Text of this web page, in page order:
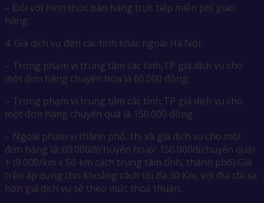
– Đối với hình thức bán hàng trực tiếp miễn phí giao
hàng.
4. Giá dịch vụ đến các tỉnh khác ngoài Hà Nội:
– Trong phạm vi trung tâm các tỉnh,TP giá dịch vụ cho
một đơn hàng chuyển hoa là 60.000 đồng.
– Trong phạm vi trung tâm các tỉnh,TP giá dịch vụ cho
một đơn hàng chuyển quà là 150.000 đồng
– Ngoài phạm vi thành phố, thị xã giá dịch vụ cho một
đơn hàng là: 60.000đ(chuyển hoa)/ 150.000đ(chuyển quà)
+ (8.000/km x Số km cách trung tâm tỉnh, thành phố).Giá
trên áp dụng cho khoảng cách tối đa 30 Km, với địa chỉ xa
hơn giá dịch vụ sẽ theo mức thoả thuận.